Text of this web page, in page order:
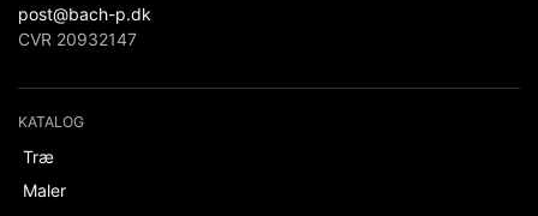
post@bach-p.dk
CVR 20932147
KATALOG
Træ
Maler